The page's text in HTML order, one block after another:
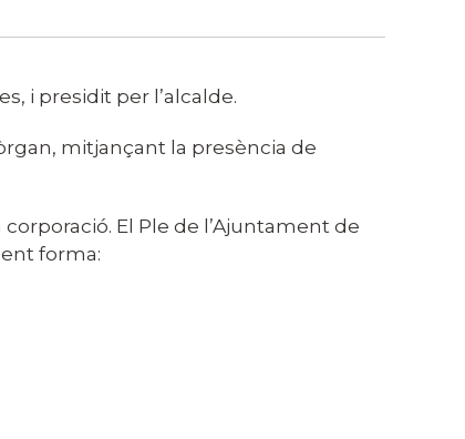
i presidit per l’alcalde.
mitjançant la presència de
El Ple de l’Ajuntament de
forma: